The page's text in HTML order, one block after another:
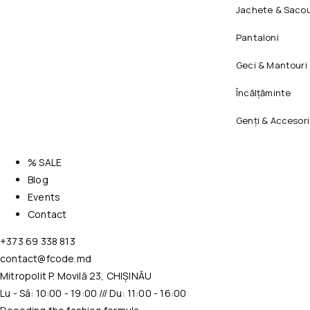
Jachete &
Pantaloni
Geci & Mantouri
Încălțăminte
Genți &
% SALE
Blog
Events
Contact
+373 69 338 813
contact@fcode.md
Mitropolit P. Movilă 23, CHIȘINĂU
Lu - Sâ: 10:00 - 19:00 /// Du: 11:00 - 16:00